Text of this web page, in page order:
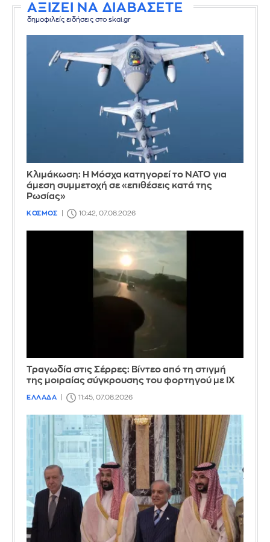
ΑΞΙΖΕΙ ΝΑ ΔΙΑΒΑΣΕΤΕ
δημοφιλείς ειδήσεις στο skai.gr
Κλιμάκωση: Η Μόσχα κατηγορεί το ΝΑΤΟ για
άμεση συμμετοχή σε «επιθέσεις κατά της
Ρωσίας»
ΚΟΣΜΟΣ 10:42, 07.08.2026
Τραγωδία στις Σέρρες: Βίντεο από τη στιγμή
της μοιραίας σύγκρουσης του φορτηγού με ΙΧ
ΕΛΛΑΔΑ 11:45, 07.08.2026